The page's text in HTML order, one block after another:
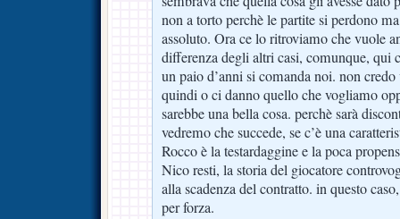
non a torto perchè le partite si perdono
assoluto. Ora ce lo ritroviamo che vuole
differenza degli altri casi, comunque, qui
un paio d’anni si comanda noi. non
quindi o ci danno quello che vogliamo
sarebbe una bella cosa. perchè sarà
vedremo che succede, se c’è una
Rocco è la testardaggine e la poca
Nico resti, la storia del giocatore
alla scadenza del contratto. in questo
per forza.